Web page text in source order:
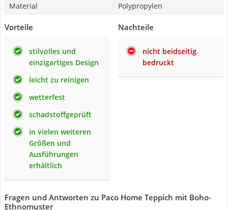
Material
Polypropylen
Vorteile
stilvolles und
einzigartiges Design
leicht zu reinigen
wetterfest
schadstoffgeprüft
in vielen weiteren
Größen und
Ausführungen
erhältlich
Nachteile
nicht beidseitig
bedruckt
Fragen und Antworten zu Paco Home Teppich mit Boho-
Ethnomuster